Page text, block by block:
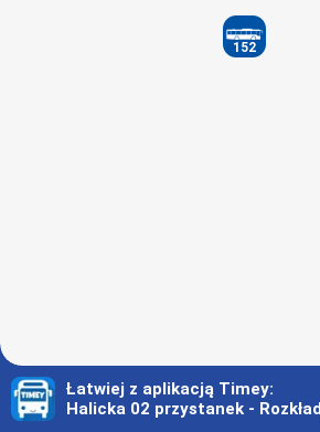
152
Łatwiej z aplikacją Timey:
Halicka 02 przystanek -